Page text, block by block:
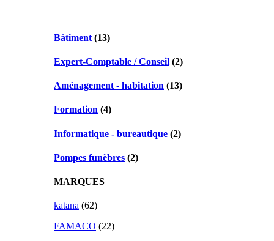
Bâtiment (13)
Expert-Comptable / Conseil (2)
Aménagement - habitation (13)
Formation (4)
Informatique - bureautique (2)
Pompes funèbres (2)
MARQUES
katana (62)
FAMACO (22)